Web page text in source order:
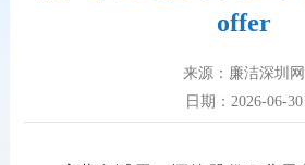
offer
来源：廉洁深圳网
日期：2026-06-30